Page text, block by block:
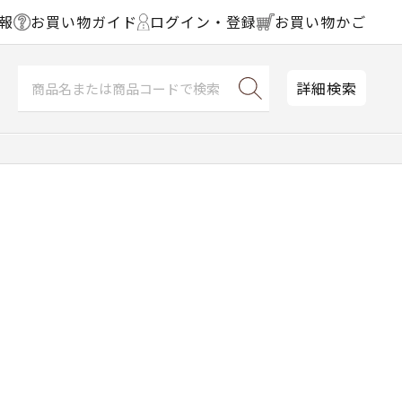
お買い物ガイド ログイン・登録 お買い物かご
詳細検索